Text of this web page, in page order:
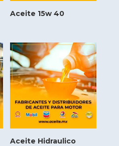
Aceite 15w 40
Aceite Hidraulico